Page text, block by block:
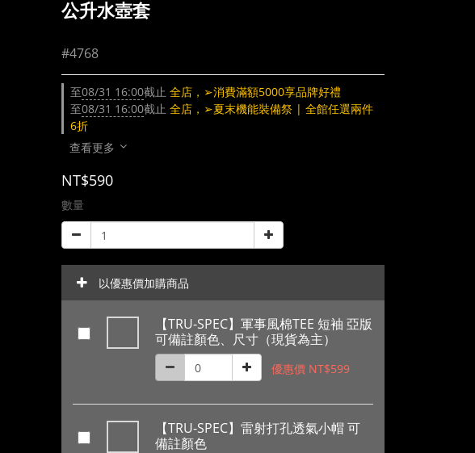
公升水壺套
#4768
至08/31 16:00截止 全店，➢消費滿額5000享品牌好禮
至08/31 16:00截止 全店，➢夏末機能裝備祭 | 全館任選兩件
6折
查看更多
NT$590
數量
以優惠價加購商品
【TRU-SPEC】軍事風棉TEE 短袖 亞版
可備註顏色、尺寸（現貨為主）
優惠價 NT$599
【TRU-SPEC】雷射打孔透氣小帽 可
備註顏色